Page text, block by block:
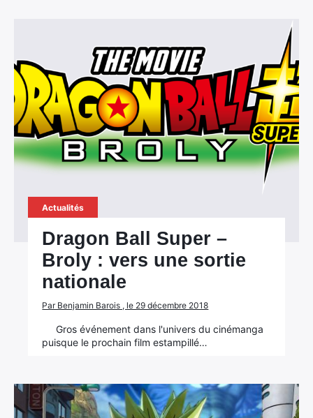
Actualités
Dragon Ball Super –
Broly : vers une sortie
nationale
Par Benjamin Barois , le 29 décembre 2018
Gros événement dans l'univers du cinémanga
puisque le prochain film estampillé…
Rechercher